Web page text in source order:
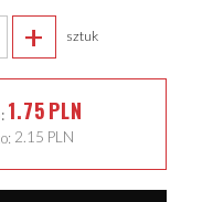
+ sztuk
1.75PLN
2.15 PLN